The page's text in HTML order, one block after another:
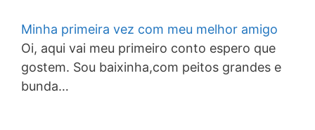
Minha primeira vez com meu melhor amigo
Oi, aqui vai meu primeiro conto espero que
gostem. Sou baixinha,com peitos grandes e
bunda…